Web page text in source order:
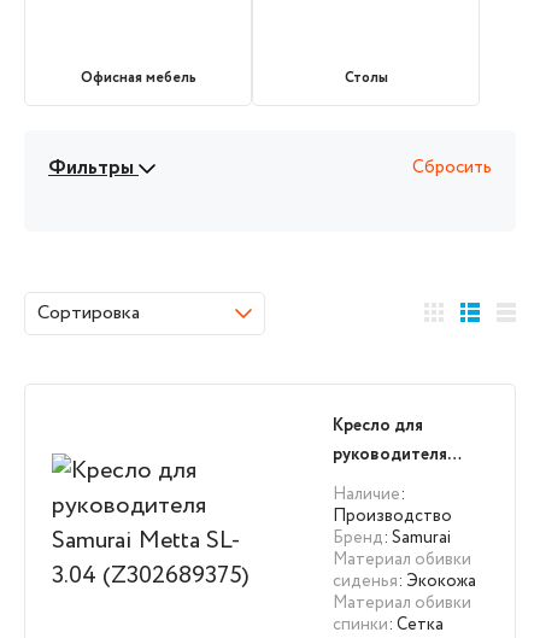
Офисная мебель Столы
Сортировка
Кресло для
руководителя
Samurai Metta SL-
3.04 (Z302689375)
Наличие:
Производство
Бренд: Samurai
Материал обивки
сиденья: Экокожа
Материал обивки
спинки: Сетка
Фильтры Сбросить